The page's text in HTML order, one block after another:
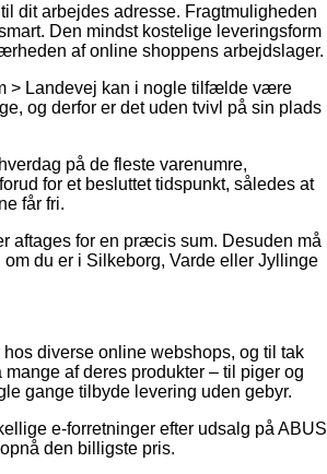
dit arbejdes adresse. Fragtmuligheden
Den mindst kostelige leveringsform
af online shoppens arbejdslager.
> Landevej kan i nogle tilfælde være
og derfor er det uden tvivl på sin plads
på de fleste varenumre,
for et besluttet tidspunkt, således at
får fri.
aftages for en præcis sum. Desuden må
du er i Silkeborg, Varde eller Jyllinge
diverse online webshops, og til tak
af deres produkter – til piger og
gange tilbyde levering uden gebyr.
e-forretninger efter udsalg på ABUS
den billigste pris.